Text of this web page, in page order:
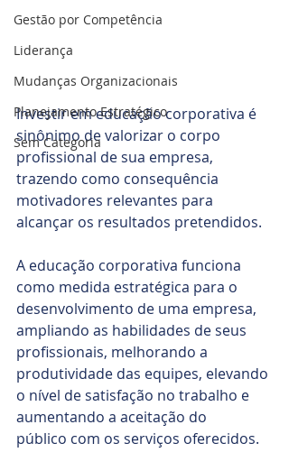
Gestão por Competência
Liderança
Mudanças Organizacionais
Planejamento Estratégico
Sem Categoria
Investir em educação corporativa é
sinônimo de valorizar o corpo
profissional de sua empresa,
trazendo como consequência
motivadores relevantes para
alcançar os resultados pretendidos.
A educação corporativa funciona
como medida estratégica para o
desenvolvimento de uma empresa,
ampliando as habilidades de seus
profissionais, melhorando a
produtividade das equipes, elevando
o nível de satisfação no trabalho e
aumentando a aceitação do
público com os serviços oferecidos.